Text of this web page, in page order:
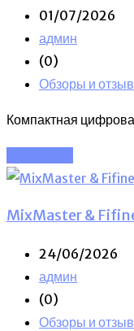
01/07/2026
админ
(0)
Обзоры и
Компактная
MixMaster &
24/06/2026
админ
(0)
Обзоры и